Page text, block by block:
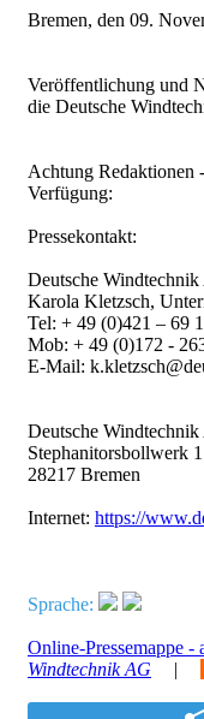
Bremen, den 09.
Veröffentlichung und
die Deutsche
Achtung Redaktionen
Verfügung:
Pressekontakt:
Deutsche
Karola Kletzsch,
Tel: + 49 (0)421 – 69
Mob: + 49 (0)172 -
E-Mail:
Deutsche
Stephanitorsbollwerk
28217 Bremen
Internet: https://
Sprache:
Online-Pressemappe -
Windtechnik AG
|